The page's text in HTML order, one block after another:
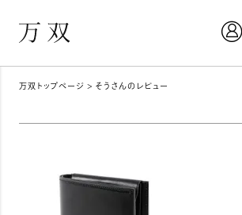
万双トップページ そうさんのレビュー